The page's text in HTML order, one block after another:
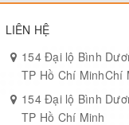
không gian thêm phần
LIÊN HỆ
154 Đại lộ Bình
TP Hồ Chí MinhChí
154 Đại lộ Bình
TP Hồ Chí Minh